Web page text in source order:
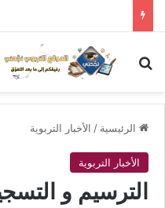
بحث عن
الرئيسية / الأخبار التربوية
الأخبار التربوية
الترسيم و